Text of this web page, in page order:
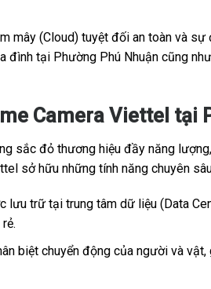
mây (Cloud) tuyệt đối an toàn và
đình tại Phường Phú Nhuận cũng
Camera Viettel tại
sắc đỏ thương hiệu đầy năng
sở hữu những tính năng chuyên
lưu trữ tại trung tâm dữ liệu (Data
biệt chuyển động của người và